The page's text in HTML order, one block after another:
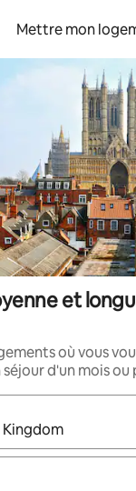
Mettre mon
et
où vous
d'un mois ou
s'affichent, utilisez